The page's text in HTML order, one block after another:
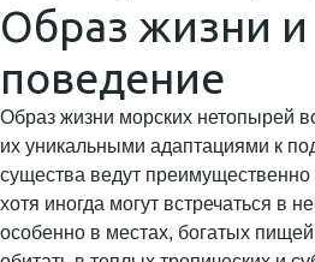
Образ жизни и
поведение
Образ жизни морских нетопырей
их уникальными адаптациями к
существа ведут
хотя иногда могут встречаться в
особенно в местах, богатых